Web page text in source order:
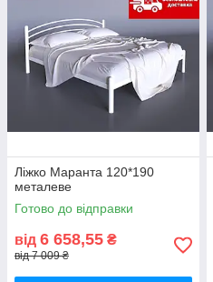
Ліжко Маранта 120*190
металеве
Готово до відправки
від 6 658,55 ₴
від 7 009 ₴